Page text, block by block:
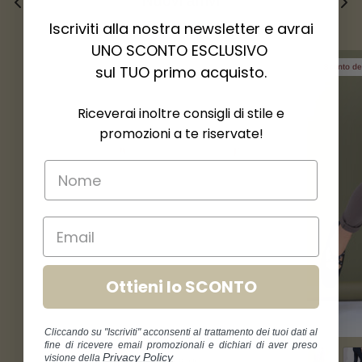
Visualizza tutto
Sconto
Iscriviti alla nostra newsletter e avrai
UNO SCONTO ESCLUSIVO
sul TUO primo acquisto.
Riceverai inoltre consigli di stile e
promozioni a te riservate!
Ottieni lo SCONTO
Cliccando su "Iscriviti" acconsenti al trattamento dei tuoi dati al
fine di ricevere email promozionali e dichiari di aver preso
visione della Privacy Policy